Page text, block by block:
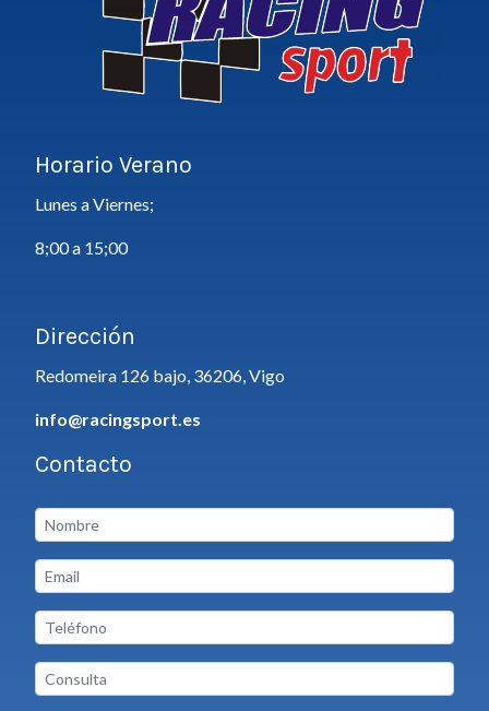
Horario Verano
Lunes a Viernes;
8;00 a 15;00
Dirección
Redomeira 126 bajo, 36206, Vigo
info@racingsport.es
Contacto